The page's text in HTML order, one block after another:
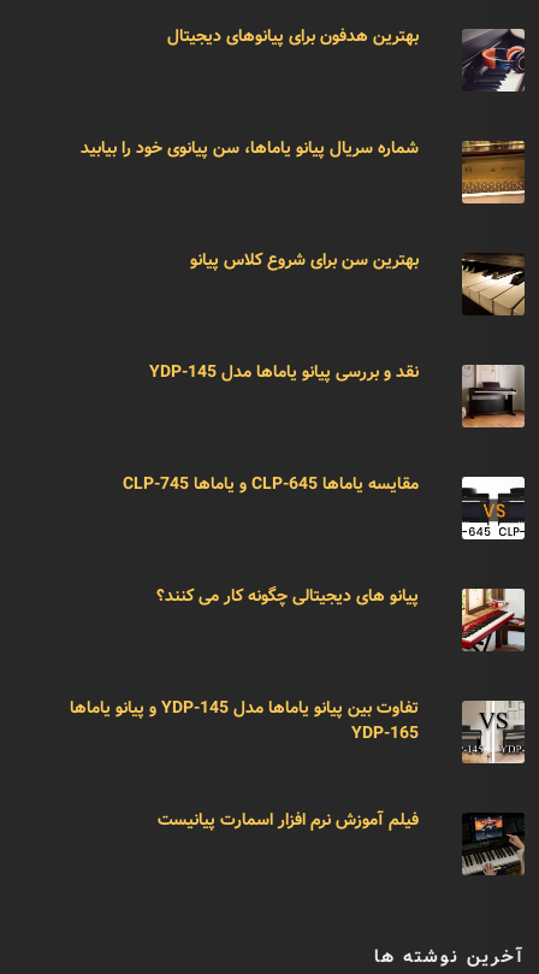
بهترین هدفون برای پیانوهای دیجیتال
شماره سریال پیانو یاماها، سن پیانوی خود را بیابید
بهترین سن برای شروع کلاس پیانو
نقد و بررسی پیانو یاماها مدل YDP-145
مقایسه یاماها CLP-645 و یاماها CLP-745
پیانو های دیجیتالی چگونه کار می کنند؟
تفاوت بین پیانو یاماها مدل YDP-145 و پیانو یاماها
YDP-165
فیلم آموزش نرم افزار اسمارت پیانیست
آخرین نوشته ها